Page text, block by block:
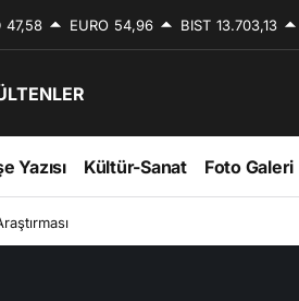
47,58 EURO 54,96 BIST 13.703,13
Yazısı Kültür-Sanat Foto Galeri